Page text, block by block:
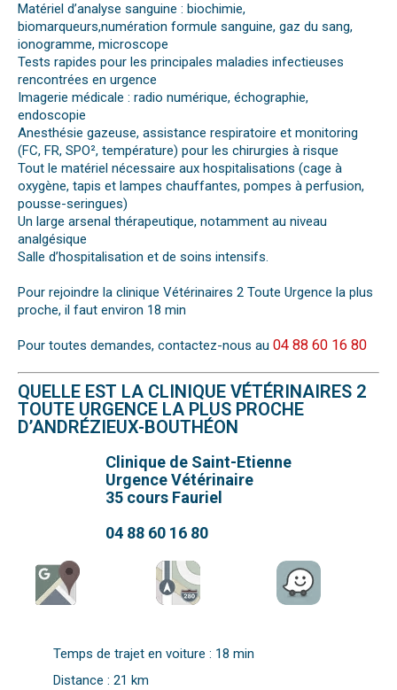
Matériel d’analyse sanguine : biochimie,
biomarqueurs,numération formule sanguine, gaz du sang,
ionogramme, microscope
Tests rapides pour les principales maladies infectieuses
rencontrées en urgence
Imagerie médicale : radio numérique, échographie,
endoscopie
Anesthésie gazeuse, assistance respiratoire et monitoring
(FC, FR, SPO², température) pour les chirurgies à risque
Tout le matériel nécessaire aux hospitalisations (cage à
oxygène, tapis et lampes chauffantes, pompes à perfusion,
pousse-seringues)
Un large arsenal thérapeutique, notamment au niveau
analgésique
Salle d’hospitalisation et de soins intensifs.
Pour rejoindre la clinique Vétérinaires 2 Toute Urgence la plus
proche, il faut environ 18 min
Pour toutes demandes, contactez-nous au 04 88 60 16 80
QUELLE EST LA CLINIQUE VÉTÉRINAIRES 2
TOUTE URGENCE LA PLUS PROCHE
D’ANDRÉZIEUX-BOUTHÉON
Clinique de Saint-Etienne
Urgence Vétérinaire
35 cours Fauriel
04 88 60 16 80
Temps de trajet en voiture : 18 min
Distance : 21 km